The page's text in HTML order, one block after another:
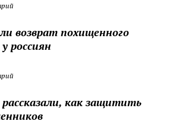
возврат похищенного
россиян
рассказали, как защитить